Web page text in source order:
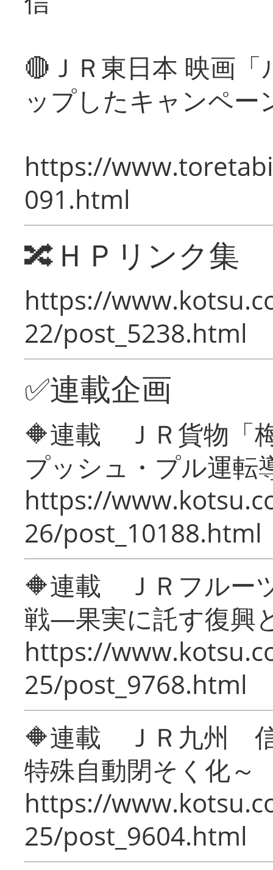
🔴ＪＲ東日本 映画
ップしたキャンペー
https://
091.html
🔀ＨＰリンク集
https://
22/post_5238.html
✅連載企画
🔶連載 ＪＲ貨物「
プッシュ・プル運転
https://
26/post_10188.html
🔶連載 ＪＲフルー
戦―果実に託す復興
https://
25/post_9768.html
🔶連載 ＪＲ九州 信
特殊自動閉そく化～
https://
25/post_9604.html